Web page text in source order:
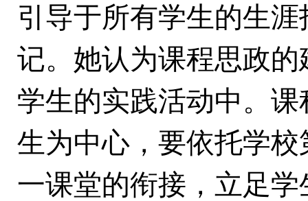
引导于所有学生的生
记。她认为课程思政
学生的实践活动中。
生为中心，要依托学
一课堂的衔接，立足